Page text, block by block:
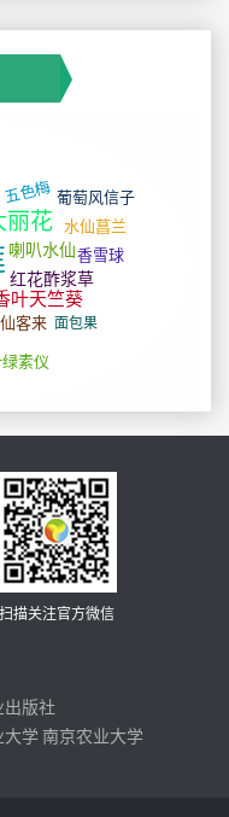
扫描关注官方微信
出版社
大学 南京农业大学